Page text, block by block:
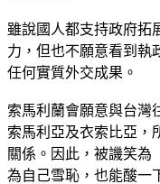
雖說國人都支持政府拓
力，但也不願意看到執
任何實質外交成果。
索馬利蘭會願意與台灣
索馬利亞及衣索比亞，
關係。因此，被譏笑為
為自己雪恥，也能酸一